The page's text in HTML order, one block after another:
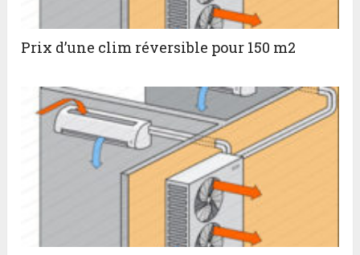
Prix d’une clim réversible pour 150 m2